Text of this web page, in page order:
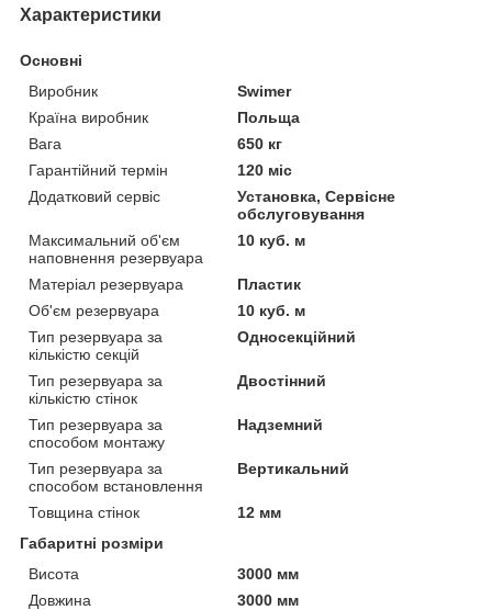
Характеристики
Основні
Виробник
Swimer
Країна виробник
Польща
Вага
650 кг
Гарантійний термін
120 міс
Додатковий сервіс
Установка, Сервісне
обслуговування
Максимальний об'єм
наповнення резервуара
10 куб. м
Матеріал резервуара
Пластик
Об'єм резервуара
10 куб. м
Тип резервуара за
кількістю секцій
Односекційний
Тип резервуара за
кількістю стінок
Двостінний
Тип резервуара за
способом монтажу
Надземний
Тип резервуара за
способом встановлення
Вертикальний
Товщина стінок
12 мм
Габаритні розміри
Висота
3000 мм
Довжина
3000 мм